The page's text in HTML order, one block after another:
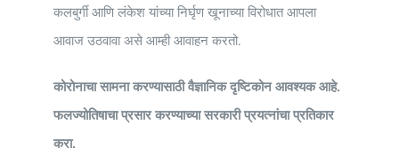
कलबुर्गी आणि लंकेश यांच्या निर्घृण खूनाच्या विरोधात आपला
आवाज उठवावा असे आम्ही आवाहन करतो.
कोरोनाचा सामना करण्यासाठी वैज्ञानिक दृष्टिकोन आवश्यक आहे.
फलज्योतिषाचा प्रसार करण्याच्या सरकारी प्रयत्नांचा प्रतिकार
करा.